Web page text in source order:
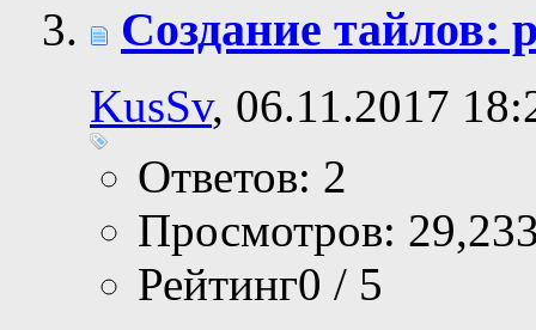
Создание тайлов:
KusSv, 06.11.2017
Ответов: 2
Просмотров:
Рейтинг0 / 5